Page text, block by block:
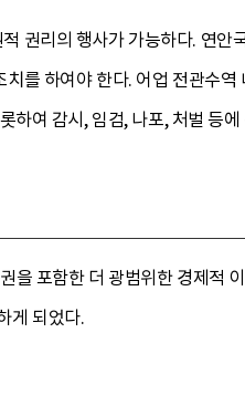
권리의 행사가 가능하다. 연안
를 하여야 한다. 어업 전관수
하여 감시, 임검, 나포, 처벌 등
포함한 더 광범위한 경제적
게 되었다.